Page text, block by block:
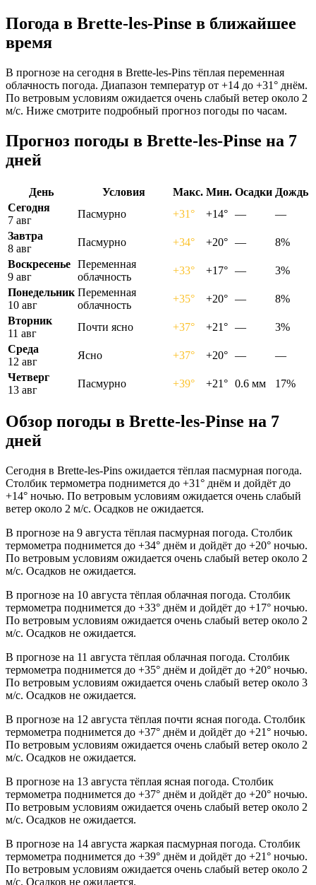
Погода в Brette-les-Pinsе в ближайшее
время
В прогнозе на сегодня в Brette-les-Pins тёплая переменная
облачность погода. Диапазон температур от +14 до +31° днём.
По ветровым условиям ожидается очень слабый ветер около 2
м/с. Ниже смотрите подробный прогноз погоды по часам.
Прогноз погоды в Brette-les-Pinsе на 7
дней
День Условия Макс. Мин. Осадки Дождь
Сегодня
7 авг
Пасмурно +31° +14° —
—
Завтра
8 авг
Пасмурно +34° +20° —
8%
Воскресенье
9 авг
Переменная
облачность
+33° +17° —
3%
Понедельник
10 авг
Переменная
облачность
+35° +20° —
8%
Вторник
11 авг
Почти ясно +37° +21° —
3%
Среда
12 авг
Ясно +37° +20° —
—
Четверг
13 авг
Пасмурно +39° +21° 0.6 мм 17%
Обзор погоды в Brette-les-Pinsе на 7
дней
Сегодня в Brette-les-Pins ожидается тёплая пасмурная погода.
Столбик термометра поднимется до +31° днём и дойдёт до
+14° ночью. По ветровым условиям ожидается очень слабый
ветер около 2 м/с. Осадков не ожидается.
В прогнозе на 9 августа тёплая пасмурная погода. Столбик
термометра поднимется до +34° днём и дойдёт до +20° ночью.
По ветровым условиям ожидается очень слабый ветер около 2
м/с. Осадков не ожидается.
В прогнозе на 10 августа тёплая облачная погода. Столбик
термометра поднимется до +33° днём и дойдёт до +17° ночью.
По ветровым условиям ожидается очень слабый ветер около 2
м/с. Осадков не ожидается.
В прогнозе на 11 августа тёплая облачная погода. Столбик
термометра поднимется до +35° днём и дойдёт до +20° ночью.
По ветровым условиям ожидается очень слабый ветер около 3
м/с. Осадков не ожидается.
В прогнозе на 12 августа тёплая почти ясная погода. Столбик
термометра поднимется до +37° днём и дойдёт до +21° ночью.
По ветровым условиям ожидается очень слабый ветер около 2
м/с. Осадков не ожидается.
В прогнозе на 13 августа тёплая ясная погода. Столбик
термометра поднимется до +37° днём и дойдёт до +20° ночью.
По ветровым условиям ожидается очень слабый ветер около 2
м/с. Осадков не ожидается.
В прогнозе на 14 августа жаркая пасмурная погода. Столбик
термометра поднимется до +39° днём и дойдёт до +21° ночью.
По ветровым условиям ожидается очень слабый ветер около 2
м/с. Осадков не ожидается.